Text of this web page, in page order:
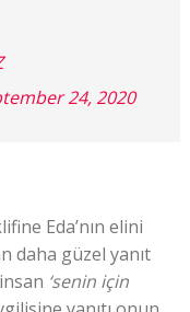
24, 2020
Eda’nın elini
daha güzel yanıt
‘senin için